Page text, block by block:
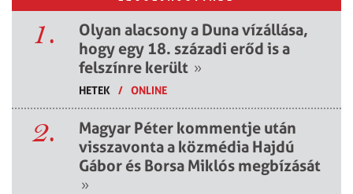
1.
Olyan alacsony a Duna vízállása,
hogy egy 18. századi erőd is a
felszínre került »
HETEK / ONLINE
2.
Magyar Péter kommentje után
visszavonta a közmédia Hajdú
Gábor és Borsa Miklós megbízását
»